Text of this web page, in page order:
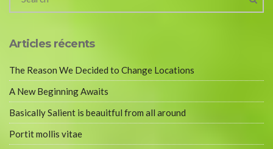
Articles récents
The Reason We Decided to Change Locations
A New Beginning Awaits
Basically Salient is beauitful from all around
Portit mollis vitae